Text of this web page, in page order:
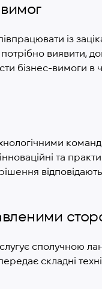
із
виявити,
бізнес-вимоги в
та
сполучною
складні